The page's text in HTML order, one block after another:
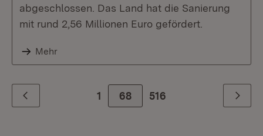
abgeschlossen. Das Land hat die Sanierung
mit rund 2,56 Millionen Euro gefördert.
Mehr
Zurück 1 68 Zur letzte Seite
516 Weiter